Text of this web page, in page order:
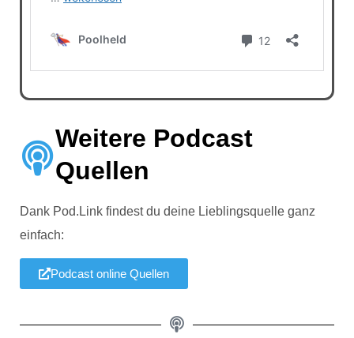
Weitere Podcast
Quellen
Dank Pod.Link findest du deine Lieblingsquelle ganz
einfach:
Podcast online Quellen